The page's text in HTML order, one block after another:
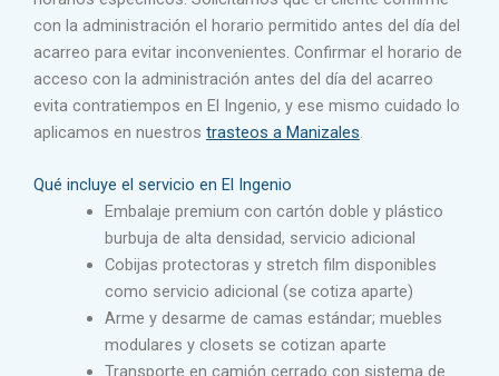
con la administración el horario permitido antes del día del
acarreo para evitar inconvenientes. Confirmar el horario de
acceso con la administración antes del día del acarreo
evita contratiempos en El Ingenio, y ese mismo cuidado lo
aplicamos en nuestros trasteos a Manizales.
Qué incluye el servicio en El Ingenio
Embalaje premium con cartón doble y plástico
burbuja de alta densidad, servicio adicional
Cobijas protectoras y stretch film disponibles
como servicio adicional (se cotiza aparte)
Arme y desarme de camas estándar; muebles
modulares y closets se cotizan aparte
Transporte en camión cerrado con sistema de